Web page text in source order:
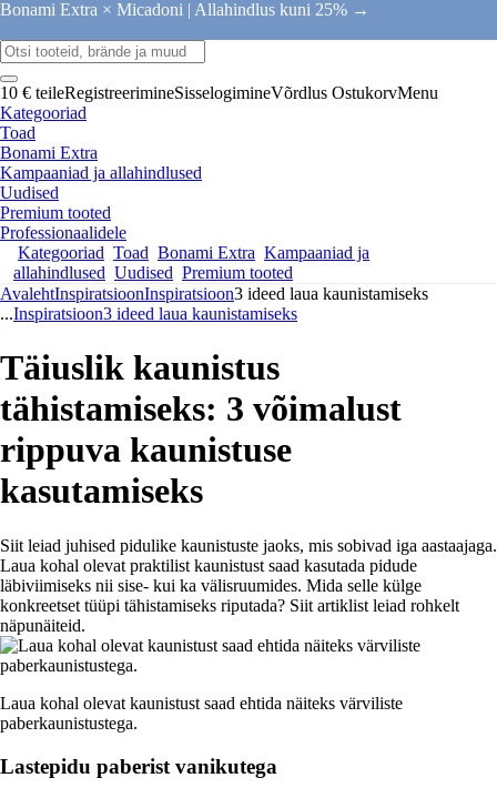
Bonami Extra × Micadoni | Allahindlus kuni 25% →
10 € teileRegistreerimineSisselogimineVõrdlus OstukorvMenu
Kategooriad
Toad
Bonami Extra
Kampaaniad ja allahindlused
Uudised
Premium tooted
Professionaalidele
Kategooriad Toad Bonami Extra Kampaaniad ja
allahindlused Uudised Premium tooted
AvalehtInspiratsioonInspiratsioon3 ideed laua kaunistamiseks
...Inspiratsioon3 ideed laua kaunistamiseks
Täiuslik kaunistus
tähistamiseks: 3 võimalust
rippuva kaunistuse
kasutamiseks
Siit leiad juhised pidulike kaunistuste jaoks, mis sobivad iga aastaajaga.
Laua kohal olevat praktilist kaunistust saad kasutada pidude
läbiviimiseks nii sise- kui ka välisruumides. Mida selle külge
konkreetset tüüpi tähistamiseks riputada? Siit artiklist leiad rohkelt
näpunäiteid.
Laua kohal olevat kaunistust saad ehtida näiteks värviliste
paberkaunistustega.
Lastepidu paberist vanikutega